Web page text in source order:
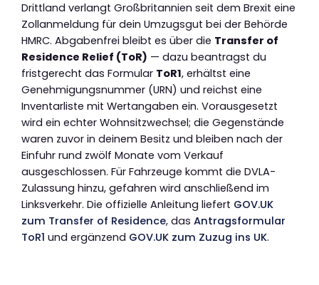
Drittland verlangt Großbritannien seit dem Brexit eine
Zollanmeldung für dein Umzugsgut bei der Behörde
HMRC. Abgabenfrei bleibt es über die Transfer of
Residence Relief (ToR) — dazu beantragst du
fristgerecht das Formular ToR1, erhältst eine
Genehmigungsnummer (URN) und reichst eine
Inventarliste mit Wertangaben ein. Vorausgesetzt
wird ein echter Wohnsitzwechsel; die Gegenstände
waren zuvor in deinem Besitz und bleiben nach der
Einfuhr rund zwölf Monate vom Verkauf
ausgeschlossen. Für Fahrzeuge kommt die DVLA-
Zulassung hinzu, gefahren wird anschließend im
Linksverkehr. Die offizielle Anleitung liefert GOV.UK
zum Transfer of Residence, das Antragsformular
ToR1 und ergänzend GOV.UK zum Zuzug ins UK.